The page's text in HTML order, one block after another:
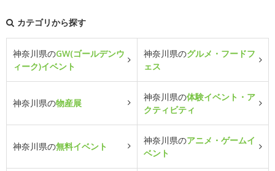
カテゴリから探す
神奈川県のGW(ゴールデンウ
ィーク)イベント
神奈川県のグルメ・フードフ
ェス
神奈川県の物産展
神奈川県の体験イベント・ア
クティビティ
神奈川県の無料イベント
神奈川県のアニメ・ゲームイ
ベント